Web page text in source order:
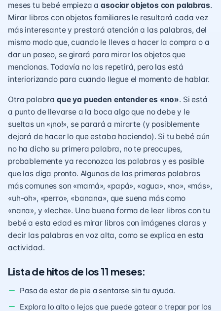
meses tu bebé empieza a asociar objetos con palabras.
Mirar libros con objetos familiares le resultará cada vez
más interesante y prestará atención a las palabras, del
mismo modo que, cuando le lleves a hacer la compra o a
dar un paseo, se girará para mirar los objetos que
mencionas. Todavía no las repetirá, pero las está
interiorizando para cuando llegue el momento de hablar.
Otra palabra que ya pueden entender es «no». Si está
a punto de llevarse a la boca algo que no debe y le
sueltas un «¡no!», se parará a mirarte (y posiblemente
dejará de hacer lo que estaba haciendo). Si tu bebé aún
no ha dicho su primera palabra, no te preocupes,
probablemente ya reconozca las palabras y es posible
que las diga pronto. Algunas de las primeras palabras
más comunes son «mamá», «papá», «agua», «no», «más»,
«uh-oh», «perro», «banana», que suena más como
«nana», y «leche». Una buena forma de leer libros con tu
bebé a esta edad es mirar libros con imágenes claras y
decir las palabras en voz alta, como se explica en esta
actividad.
Lista de hitos de los 11 meses:
Pasa de estar de pie a sentarse sin tu ayuda.
Explora lo alto o lejos que puede gatear o trepar por los